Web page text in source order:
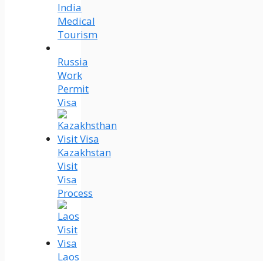
India
Medical
Tourism
Russia
Work
Permit
Visa
Kazakhstan
Visit
Visa
Process
Laos